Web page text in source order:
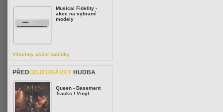
Musical Fidelity -
akce na vybrané
modely
Všechny akční nabídky
PŘEDOBJEDNÁVKY HUDBA
Queen - Basement
Tracks / Vinyl